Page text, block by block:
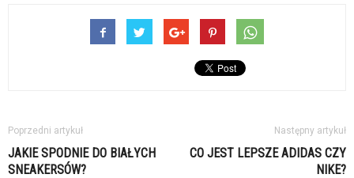
Poprzedni artykuł
JAKIE SPODNIE DO BIAŁYCH
SNEAKERSÓW?
Następny artykuł
CO JEST LEPSZE ADIDAS CZY
NIKE?